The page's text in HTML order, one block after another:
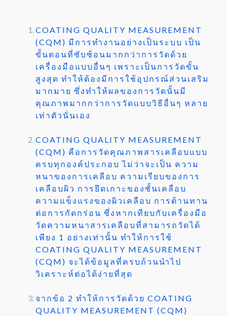
COATING QUALITY MEASUREMENT
(CQM) มีการทำงานอย่างเป็นระบบ เป็น
ขั้นตอนที่ซับซ้อนมากกว่าการวัดด้วย
เครื่องมือแบบอื่นๆ เพราะเป็นการวัดขั้น
สูงสุด ทำให้ต้องมีการใช้อุปกรณ์ส่วนเสริม
มากมาย ซึ่งทำให้ผลของการวัดนั้นมี
คุณภาพมากกว่าการวัดแบบวิธีอื่นๆ หลาย
เท่าตัวนั่นเอง
COATING QUALITY MEASUREMENT
(CQM) คือการวัดคุณภาพสารเคลือบแบบ
ครบทุกองค์ประกอบ ไม่ว่าจะเป็น ความ
หนาของการเคลือบ ความเรียบของการ
เคลือบผิว การยึดเกาะของชั้นเคลือบ
ความแข็งแรงของผิวเคลือบ การต้านทาน
ต่อการกัดกร่อน ซึ่งหากเทียบกับเครื่องมือ
วัดความหนาสารเคลือบที่สามารถวัดได้
เพียง 1 อย่างเท่านั้น ทำให้การใช้
COATING QUALITY MEASUREMENT
(CQM) จะได้ข้อมูลที่ครบถ้วนนำไป
วิเคราะห์ต่อได้ง่ายที่สุด
จากข้อ 2 ทำให้การวัดด้วย COATING
QUALITY MEASUREMENT (CQM)